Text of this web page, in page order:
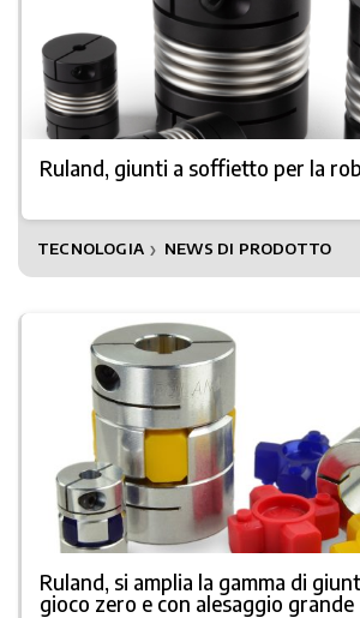
Ruland, giunti a soffietto per la
TECNOLOGIA ❯ NEWS DI PRODOTTO
Ruland, si amplia la gamma di
gioco zero e con alesaggio grande